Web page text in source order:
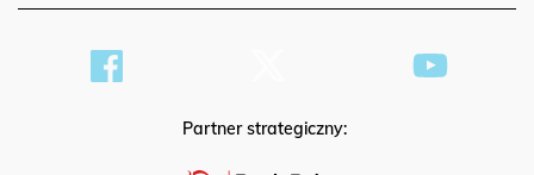
Partner strategiczny: